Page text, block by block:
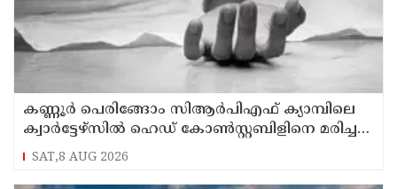
കണ്ണൂര്‍ പെരിങ്ങോം സിആര്‍പിഎഫ് ക്യാമ്പിലെ
ക്വാര്‍ട്ടേഴ്സില്‍ ഹെഡ് കോണ്‍സ്റ്റബിളിനെ മരിച്ച
നിലയില്‍ കണ്ടെത്തി
SAT,8 AUG 2026